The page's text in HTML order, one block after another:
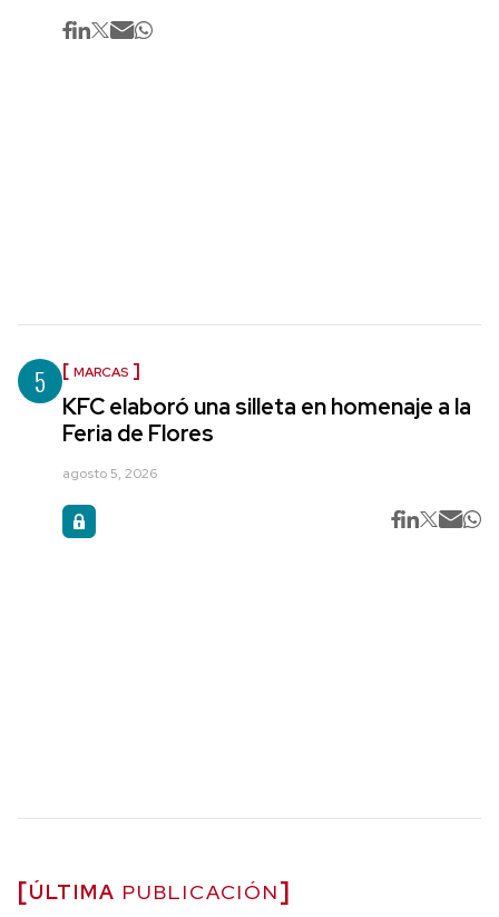
5 MARCAS
KFC elaboró una silleta en homenaje a la
Feria de Flores
agosto 5, 2026
ÚLTIMA PUBLICACIÓN